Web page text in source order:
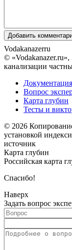
Vodakanazerru
©
канализации
Документация
Вопрос
Карта глубин
Тесты и
© 2026
установкой
источник
Карта глубин
Российская карта
Спасибо!
Наверх
Задать вопрос